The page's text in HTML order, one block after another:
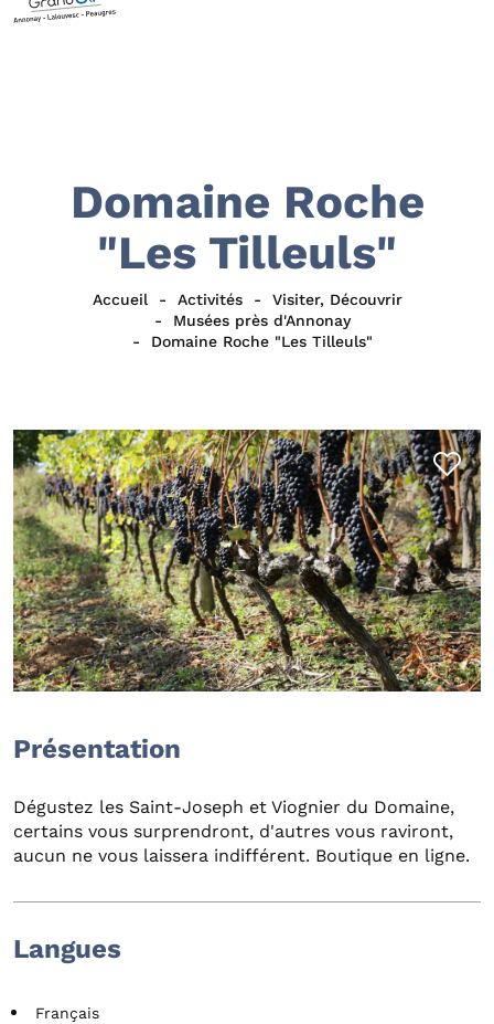
Domaine Roche
"Les Tilleuls"
Accueil Activités
Visiter, Découvrir
Musées près d'Annonay
Domaine Roche "Les Tilleuls"
Présentation
Dégustez les Saint-Joseph et Viognier du Domaine,
certains vous surprendront, d'autres vous raviront,
aucun ne vous laissera indifférent. Boutique en ligne.
Langues
Français